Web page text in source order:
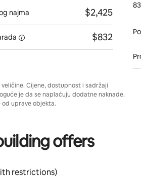
najma $2,425
$832
Cijene, dostupnost i sadržaji
je da se naplaćuju dodatne naknade.
uprave objekta.
offers
restrictions)